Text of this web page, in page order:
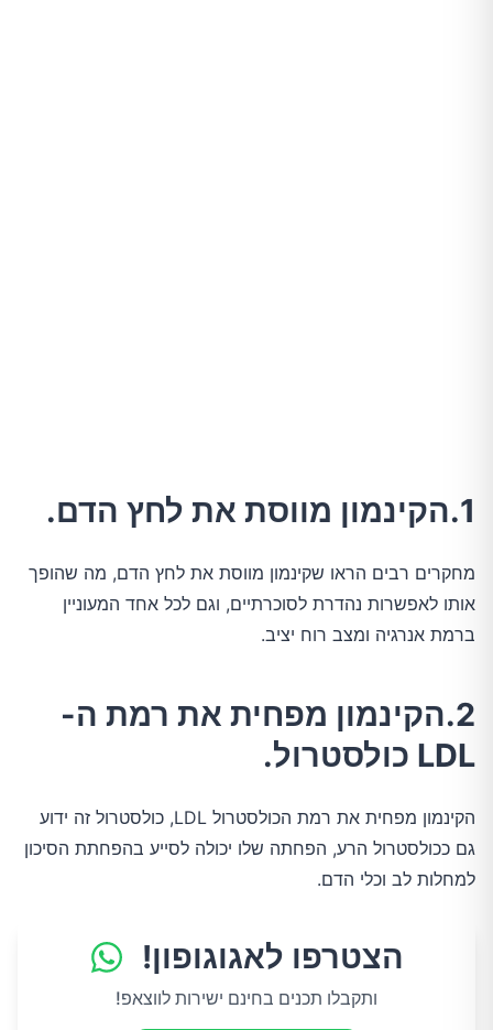
1.הקינמון מווסת את לחץ הדם.
מחקרים רבים הראו שקינמון מווסת את לחץ הדם, מה שהופך
אותו לאפשרות נהדרת לסוכרתיים, וגם לכל אחד המעוניין
ברמת אנרגיה ומצב רוח יציב.
2.הקינמון מפחית את רמת ה-
LDL כולסטרול.
הקינמון מפחית את רמת הכולסטרול LDL, כולסטרול זה ידוע
גם ככולסטרול הרע, הפחתה שלו יכולה לסייע בהפחתת הסיכון
למחלות לב וכלי הדם.
הצטרפו לאגוגופון!
ותקבלו תכנים בחינם ישירות לווצאפ!